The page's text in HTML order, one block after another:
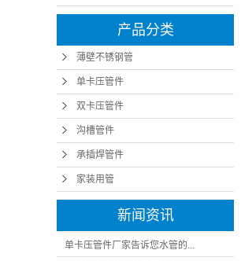
产品分类
薄壁不锈钢管
单卡压管件
双卡压管件
沟槽管件
承插焊管件
家装用管
新闻资讯
单卡压管件厂家告诉您水管的...